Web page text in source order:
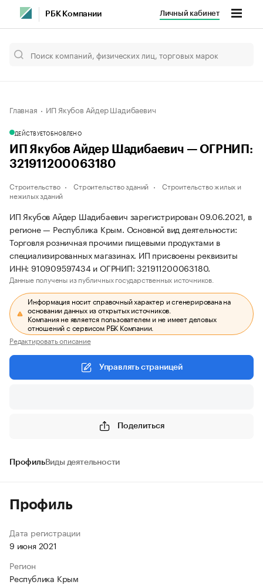
РБК Компании Личный кабинет
Главная ИП Якубов Айдер Шадибаевич
ДЕЙСТВУЕТОБНОВЛЕНО
ИП Якубов Айдер Шадибаевич — ОГРНИП:
321911200063180
Строительство Строительство зданий
Строительство жилых и
нежилых зданий
ИП Якубов Айдер Шадибаевич зарегистрирован 09.06.2021, в
регионе — Республика Крым. Основной вид деятельности:
Торговля розничная прочими пищевыми продуктами в
специализированных магазинах. ИП присвоены реквизиты
ИНН: 910909597434 и ОГРНИП: 321911200063180.
Данные получены из публичных государственных источников.
Информация носит справочный характер и сгенерирована на
основании данных из открытых источников.
Компания не является пользователем и не имеет деловых
отношений с сервисом РБК Компании.
Редактировать описание
Управлять страницей
Поделиться
ПрофильВиды деятельности
Профиль
Дата регистрации
9 июня 2021
Регион
Республика Крым